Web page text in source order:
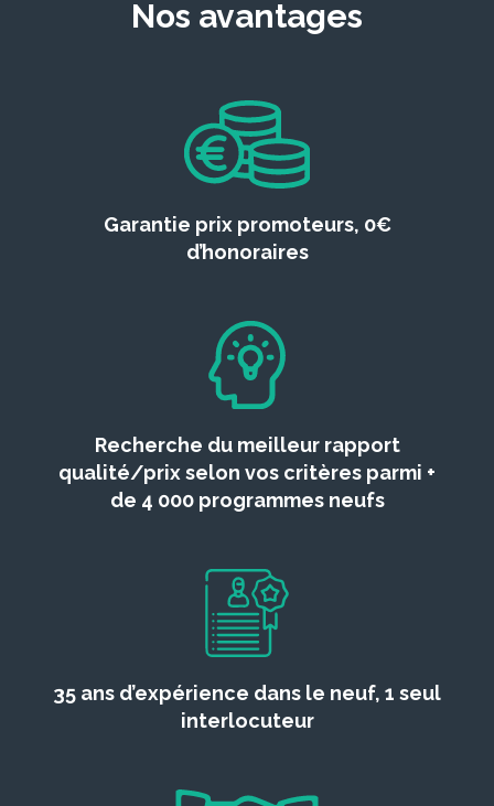
Nos avantages
Garantie prix promoteurs, 0€
d’honoraires
Recherche du meilleur rapport
qualité/prix selon vos critères parmi +
de 4 000 programmes neufs
35 ans d’expérience dans le neuf, 1 seul
interlocuteur